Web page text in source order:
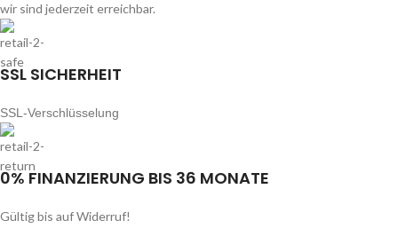
wir sind jederzeit erreichbar.
SSL SICHERHEIT
SSL-Verschlüsselung
0% FINANZIERUNG BIS 36 MONATE
Gültig bis auf Widerruf!